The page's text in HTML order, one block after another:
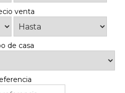
venta
de casa